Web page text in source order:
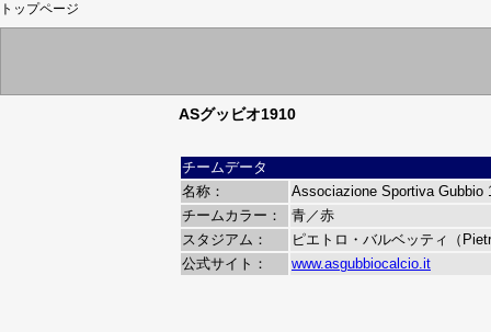
トップページ
ASグッビオ1910
チームデータ
名称：
Associazione Sportiva Gubbio
チームカラー：
青／赤
スタジアム：
ピエトロ・バルベッティ（
公式サイト：
www.asgubbiocalcio.it